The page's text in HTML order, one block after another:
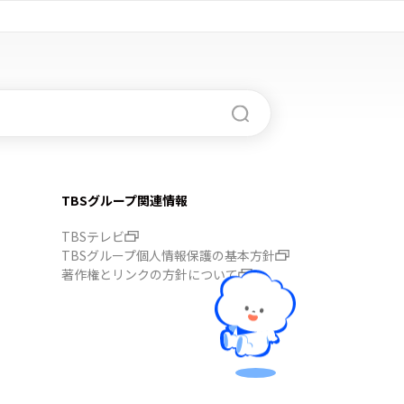
TBSグループ関連情報
TBSテレビ
TBSグループ個人情報保護の基本方針
著作権とリンクの方針について